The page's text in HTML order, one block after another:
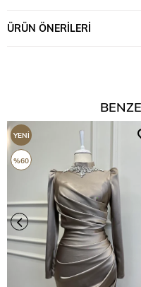
ÜRÜN ÖNERILERI
YENI
ÜRÜN
%60